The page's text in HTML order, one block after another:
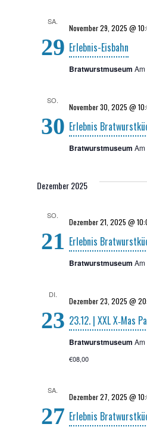
SA.
29 Erleb­nis-Eis­bahn
November 29, 2025 @
Bratwurstmuseum
SO.
30 Erleb­nis
November 30, 2025 @
Bratwurstmuseum
Dezember 2025
SO.
21 Erleb­nis
Dezember 21, 2025 @
Bratwurstmuseum
DI.
23 23.12. | XXL X‑Mas
Dezember 23, 2025 @
Bratwurstmuseum
€08,00
SA.
27 Erleb­nis
Dezember 27, 2025 @